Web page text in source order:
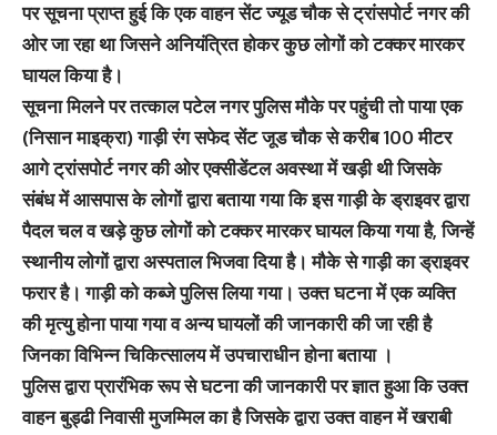
पर सूचना प्राप्त हुई कि एक वाहन सेंट ज्यूड चौक से ट्रांसपोर्ट नगर की
ओर जा रहा था जिसने अनियंत्रित होकर कुछ लोगों को टक्कर मारकर
घायल किया है।
सूचना मिलने पर तत्काल पटेल नगर पुलिस मौके पर पहुंची तो पाया एक
(निसान माइक्रा) गाड़ी रंग सफेद सेंट जूड चौक से करीब 100 मीटर
आगे ट्रांसपोर्ट नगर की ओर एक्सीडेंटल अवस्था में खड़ी थी जिसके
संबंध में आसपास के लोगों द्वारा बताया गया कि इस गाड़ी के ड्राइवर द्वारा
पैदल चल व खड़े कुछ लोगों को टक्कर मारकर घायल किया गया है, जिन्हें
स्थानीय लोगों द्वारा अस्पताल भिजवा दिया है। मौके से गाड़ी का ड्राइवर
फरार है। गाड़ी को कब्जे पुलिस लिया गया। उक्त घटना में एक व्यक्ति
की मृत्यु होना पाया गया व अन्य घायलों की जानकारी की जा रही है
जिनका विभिन्न चिकित्सालय में उपचाराधीन होना बताया ।
पुलिस द्वारा प्रारंभिक रूप से घटना की जानकारी पर ज्ञात हुआ कि उक्त
वाहन बुड्ढी निवासी मुजम्मिल का है जिसके द्वारा उक्त वाहन में खराबी